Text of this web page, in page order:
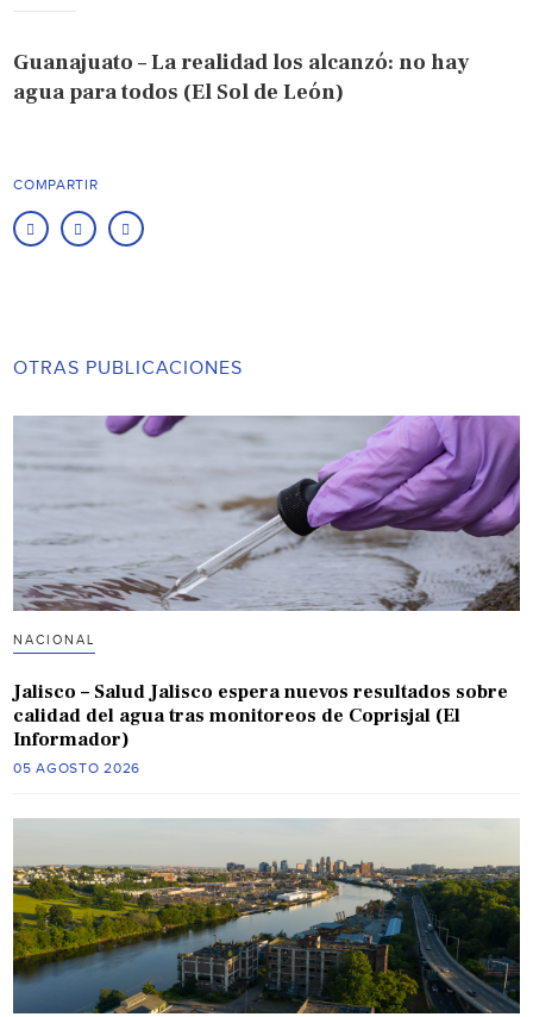
Guanajuato – La realidad los alcanzó: no hay
agua para todos (El Sol de León)
COMPARTIR
OTRAS PUBLICACIONES
NACIONAL
Jalisco – Salud Jalisco espera nuevos resultados sobre
calidad del agua tras monitoreos de Coprisjal (El
Informador)
05 AGOSTO 2026